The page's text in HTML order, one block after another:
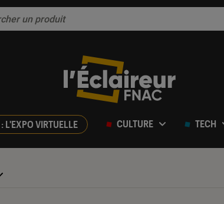
L'EXPO VIRTUELLE CULTURE TECH